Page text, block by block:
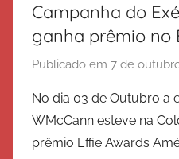
Campanha do
ganha prêmio no
Publicado em 7 de
No dia 03 de Outubro a
WMcCann esteve na
prêmio Effie Awards